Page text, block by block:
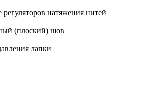
натяжения нитей
(плоский) шов
лапки